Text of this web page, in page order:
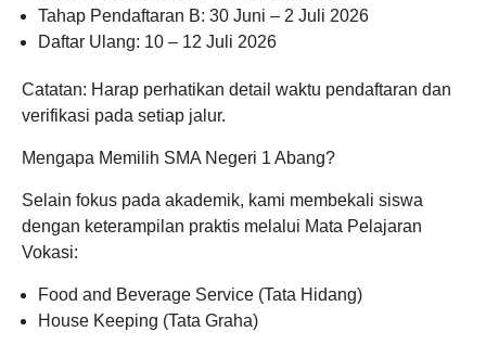
Tahap Pendaftaran B: 30 Juni – 2 Juli 2026
Daftar Ulang: 10 – 12 Juli 2026
Catatan: Harap perhatikan detail waktu pendaftaran dan
verifikasi pada setiap jalur.
Mengapa Memilih SMA Negeri 1 Abang?
Selain fokus pada akademik, kami membekali siswa
dengan keterampilan praktis melalui Mata Pelajaran
Vokasi:
Food and Beverage Service (Tata Hidang)
House Keeping (Tata Graha)